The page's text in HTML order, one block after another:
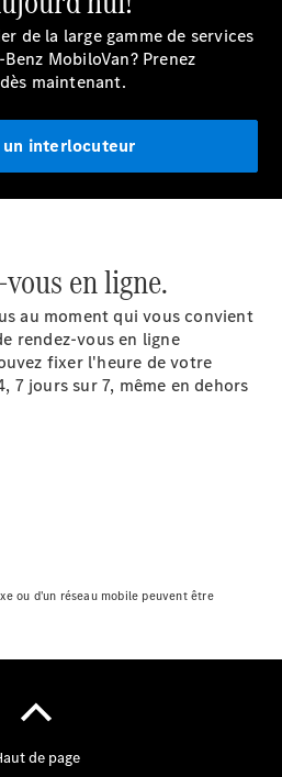
/
de la large gamme de services
MobiloVan? Prenez
maintenant.
un interlocuteur
en ligne.
au moment qui vous convient
rendez-vous en ligne
fixer l'heure de votre
7 jours sur 7, même en dehors
ou d'un réseau mobile peuvent être